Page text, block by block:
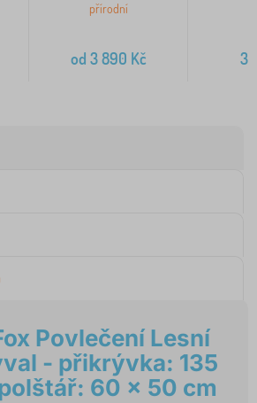
přírodní
od 3 890 Kč 3
Povlečení Lesní
- přikrývka: 135
60 x 50 cm